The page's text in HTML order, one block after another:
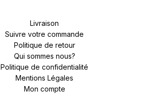
Livraison
Suivre votre commande
Politique de retour
Qui sommes nous?
Politique de confidentialité
Mentions Légales
Mon compte